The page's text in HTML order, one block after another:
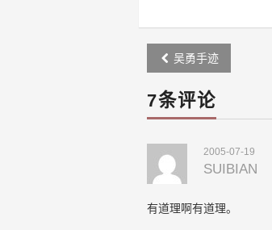
Post
navigation
吴勇手迹
7条评论
2005-07-19
SUIBIAN
有道理啊有道理。